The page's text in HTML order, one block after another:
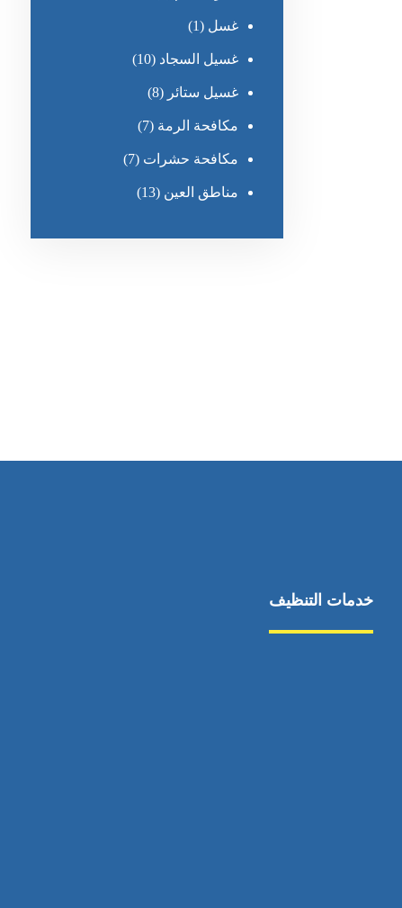
غسل (1)
غسيل السجاد (10)
غسيل ستائر (8)
مكافحة الرمة (7)
مكافحة حشرات (7)
مناطق العين (13)
خدمات التنظيف